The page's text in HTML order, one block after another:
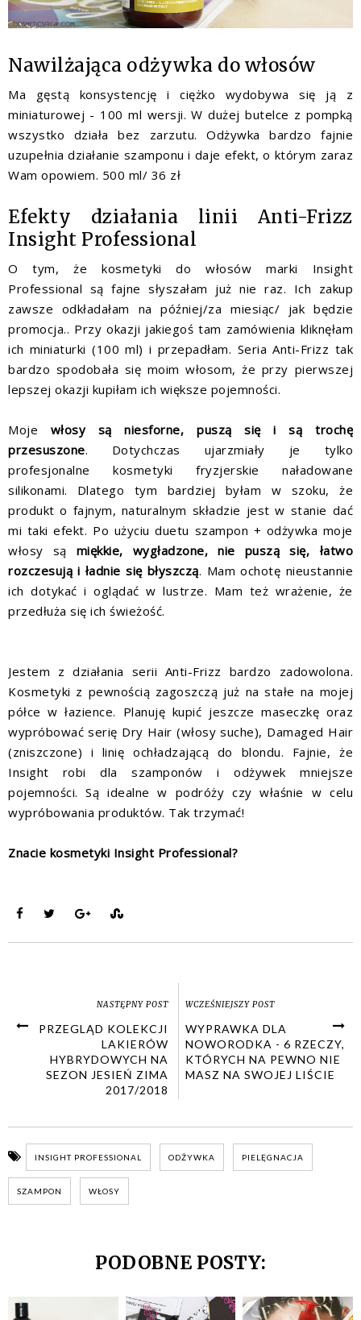
Nawilżająca odżywka do włosów
Ma gęstą konsystencję i ciężko wydobywa się ją z
miniaturowej - 100 ml wersji. W dużej butelce z pompką
wszystko działa bez zarzutu. Odżywka bardzo fajnie
uzupełnia działanie szamponu i daje efekt, o którym zaraz
Wam opowiem. 500 ml/ 36 zł
Efekty działania linii Anti-Frizz
Insight Professional
O tym, że kosmetyki do włosów marki Insight
Professional są fajne słyszałam już nie raz. Ich zakup
zawsze odkładałam na później/za miesiąc/ jak będzie
promocja.. Przy okazji jakiegoś tam zamówienia kliknęłam
ich miniaturki (100 ml) i przepadłam. Seria Anti-Frizz tak
bardzo spodobała się moim włosom, że przy pierwszej
lepszej okazji kupiłam ich większe pojemności.
Moje włosy są niesforne, puszą się i są trochę
przesuszone. Dotychczas ujarzmiały je tylko
profesjonalne kosmetyki fryzjerskie naładowane
silikonami. Dlatego tym bardziej byłam w szoku, że
produkt o fajnym, naturalnym składzie jest w stanie dać
mi taki efekt. Po użyciu duetu szampon + odżywka moje
włosy są miękkie, wygładzone, nie puszą się, łatwo
rozczesują i ładnie się błyszczą. Mam ochotę nieustannie
ich dotykać i oglądać w lustrze. Mam też wrażenie, że
przedłuża się ich świeżość.
Jestem z działania serii Anti-Frizz bardzo zadowolona.
Kosmetyki z pewnością zagoszczą już na stałe na mojej
półce w łazience. Planuję kupić jeszcze maseczkę oraz
wypróbować serię Dry Hair (włosy suche), Damaged Hair
(zniszczone) i linię ochładzającą do blondu. Fajnie, że
Insight robi dla szamponów i odżywek mniejsze
pojemności. Są idealne w podróży czy właśnie w celu
wypróbowania produktów. Tak trzymać!
Znacie kosmetyki Insight Professional?
NASTĘPNY POST
PRZEGLĄD KOLEKCJI
LAKIERÓW
HYBRYDOWYCH NA
SEZON JESIEŃ ZIMA
2017/2018
WCZEŚNIEJSZY POST
WYPRAWKA DLA
NOWORODKA - 6 RZECZY,
KTÓRYCH NA PEWNO NIE
MASZ NA SWOJEJ LIŚCIE
INSIGHT PROFESSIONAL ODŻYWKA PIELĘGNACJA
SZAMPON WŁOSY
PODOBNE POSTY: